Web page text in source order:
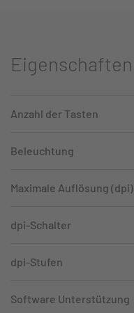
Eigenschaften
Anzahl der Tasten
Beleuchtung
Maximale Auflösung (dpi)
dpi-Schalter
dpi-Stufen
Software Unterstützung